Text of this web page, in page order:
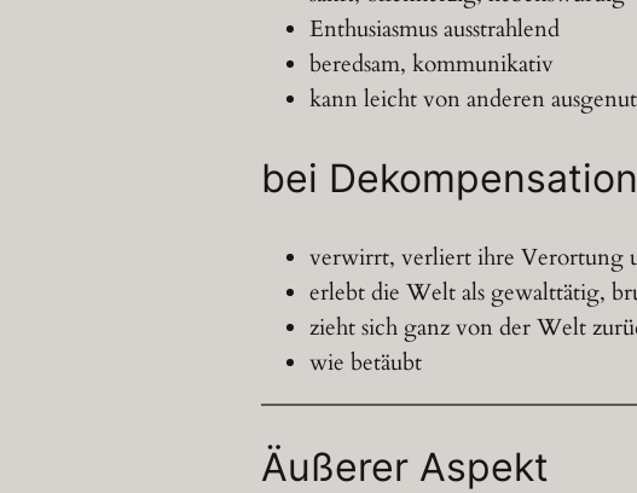
Enthusiasmus ausstrahlend
beredsam, kommunikativ
kann leicht von anderen
bei
verwirrt, verliert ihre Verortung
erlebt die Welt als gewalttätig,
zieht sich ganz von der Welt
wie betäubt
Äußerer Aspekt